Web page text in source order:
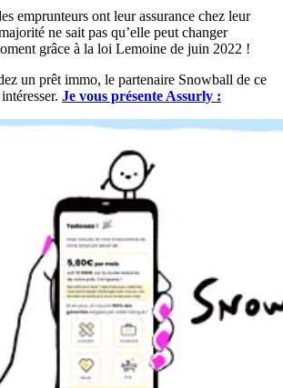
emprunteurs ont leur assurance chez leur
ne sait pas qu’elle peut changer
grâce à la loi Lemoine de juin 2022 !
un prêt immo, le partenaire Snowball de ce
Je vous présente Assurly :